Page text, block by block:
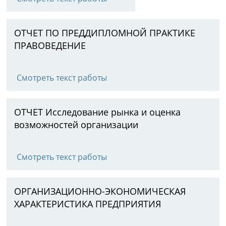
ОТЧЕТ ПО ПРЕДДИПЛОМНОЙ ПРАКТИКЕ
ПРАВОВЕДЕНИЕ
Смотреть текст работы
ОТЧЕТ Исследование рынка и оценка
возможностей организации
Смотреть текст работы
ОРГАНИЗАЦИОННО-ЭКОНОМИЧЕСКАЯ
ХАРАКТЕРИСТИКА ПРЕДПРИЯТИЯ